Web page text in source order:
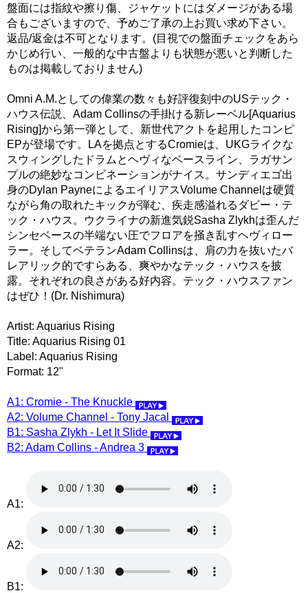
盤面には指紋や擦り傷、ジャケットにはダメージがある場
合もございますので、予めご了承の上お買い求め下さい。
返品/返金は不可となります。(目視での盤面チェックをあら
かじめ行い、一般的な中古盤よりも状態が悪いと判断した
ものは掲載しておりません)
Omni A.M.としての偉業の数々も好評復刻中のUSテック・
ハウス伝説、Adam Collinsの手掛ける新レーベル[Aquarius
Rising]から第一弾として、新世代アクトを起用したコンピ
EPが登場です。LAを拠点とするCromieは、UKGライクな
スウィングしたドラムとヘヴィなベースライン、ラガサン
プルの絶妙なコンビネーションがナイス。サンディエゴ出
身のDylan PayneによるエイリアスVolume Channelは硬質
ながら角の取れたキックが弾む、疾走感溢れるダビー・テ
ック・ハウス。ウクライナの新進気鋭Sasha Zlykhは歪んだ
シンセベースの半端ない圧でフロアを掻き乱すヘヴィロー
ラー。そしてベテランAdam Collinsは、肩の力を抜いたバ
レアリック的ですらある、爽やかなテック・ハウスを披
露。それぞれの良さがある好内容。テック・ハウスファン
はぜひ！(Dr. Nishimura)
Artist: Aquarius Rising
Title: Aquarius Rising 01
Label: Aquarius Rising
Format: 12"
A1: Cromie - The Knuckle
A2: Volume Channel - Tony Jacal
B1: Sasha Zlykh - Let It Slide
B2: Adam Collins - Andrea 3
A1:
A2:
B1: